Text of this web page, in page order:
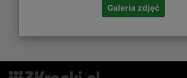
Galeria zdjęć